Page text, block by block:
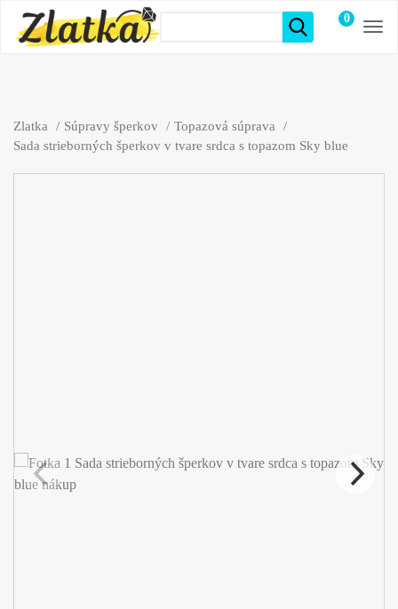
0
položiek
Zlatka Súpravy šperkov
Topazová súprava
Sada strieborných šperkov v tvare srdca s topazom Sky blue